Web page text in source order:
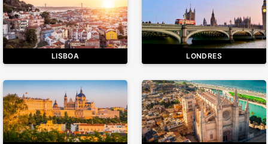
LISBOA LONDRES